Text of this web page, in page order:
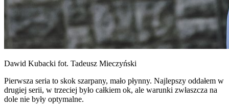
Dawid Kubacki fot. Tadeusz Mieczyński
Pierwsza seria to skok szarpany, mało płynny. Najlepszy oddałem w
drugiej serii, w trzeciej było całkiem ok, ale warunki zwłaszcza na
dole nie były optymalne.